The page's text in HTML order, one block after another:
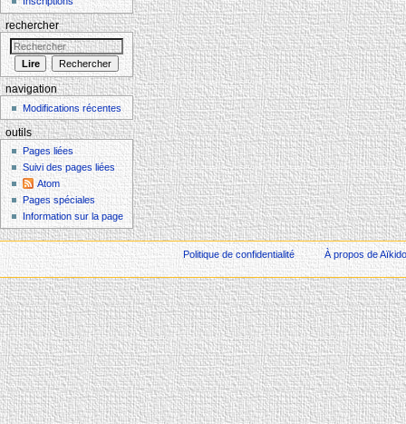
rechercher
navigation
Modifications récentes
outils
Pages liées
Suivi des pages liées
Atom
Pages spéciales
Information sur la page
Politique de confidentialité À propos de